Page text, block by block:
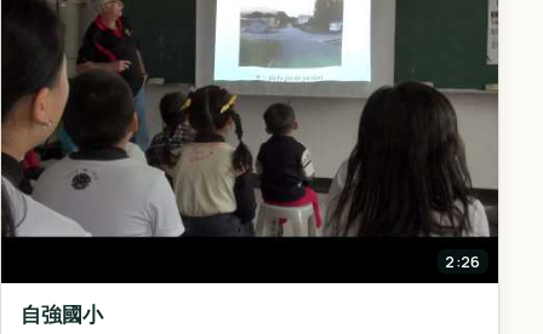
2:26
自強國小